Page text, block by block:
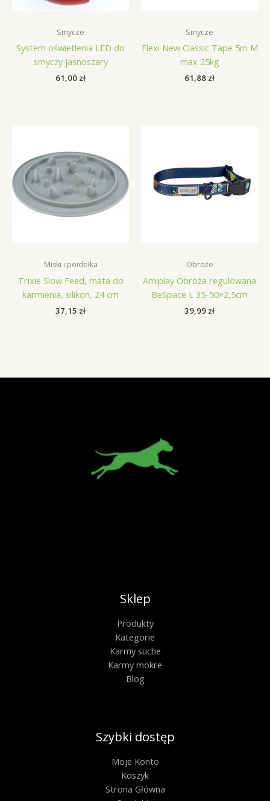
Smycze
System oświetlenia LED do
smyczy jasnoszary
61,00 zł
Smycze
Flexi New Classic Tape 5m M
max 25kg
61,88 zł
Miski i poidełka
Trixie Slow Feed, mata do
karmienia, silikon, 24 cm
37,15 zł
Obroże
Amiplay Obroża regulowana
BeSpace L 35-50×2,5cm
39,99 zł
Sklep
Produkty
Kategorie
Karmy suche
Karmy mokre
Blog
Szybki dostęp
Moje Konto
Koszyk
Strona Główna